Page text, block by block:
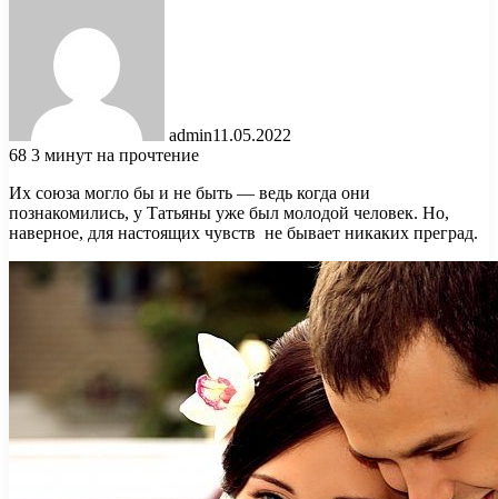
admin11.05.2022
68 3 минут на прочтение
Их союза могло бы и не быть — ведь когда они
познакомились, у Татьяны уже был молодой человек. Но,
наверное, для настоящих чувств не бывает никаких преград.